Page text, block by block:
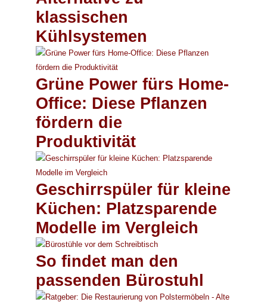
klassischen
Kühlsystemen
Grüne Power fürs Home-
Office: Diese Pflanzen
fördern die
Produktivität
Geschirrspüler für kleine
Küchen: Platzsparende
Modelle im Vergleich
So findet man den
passenden Bürostuhl